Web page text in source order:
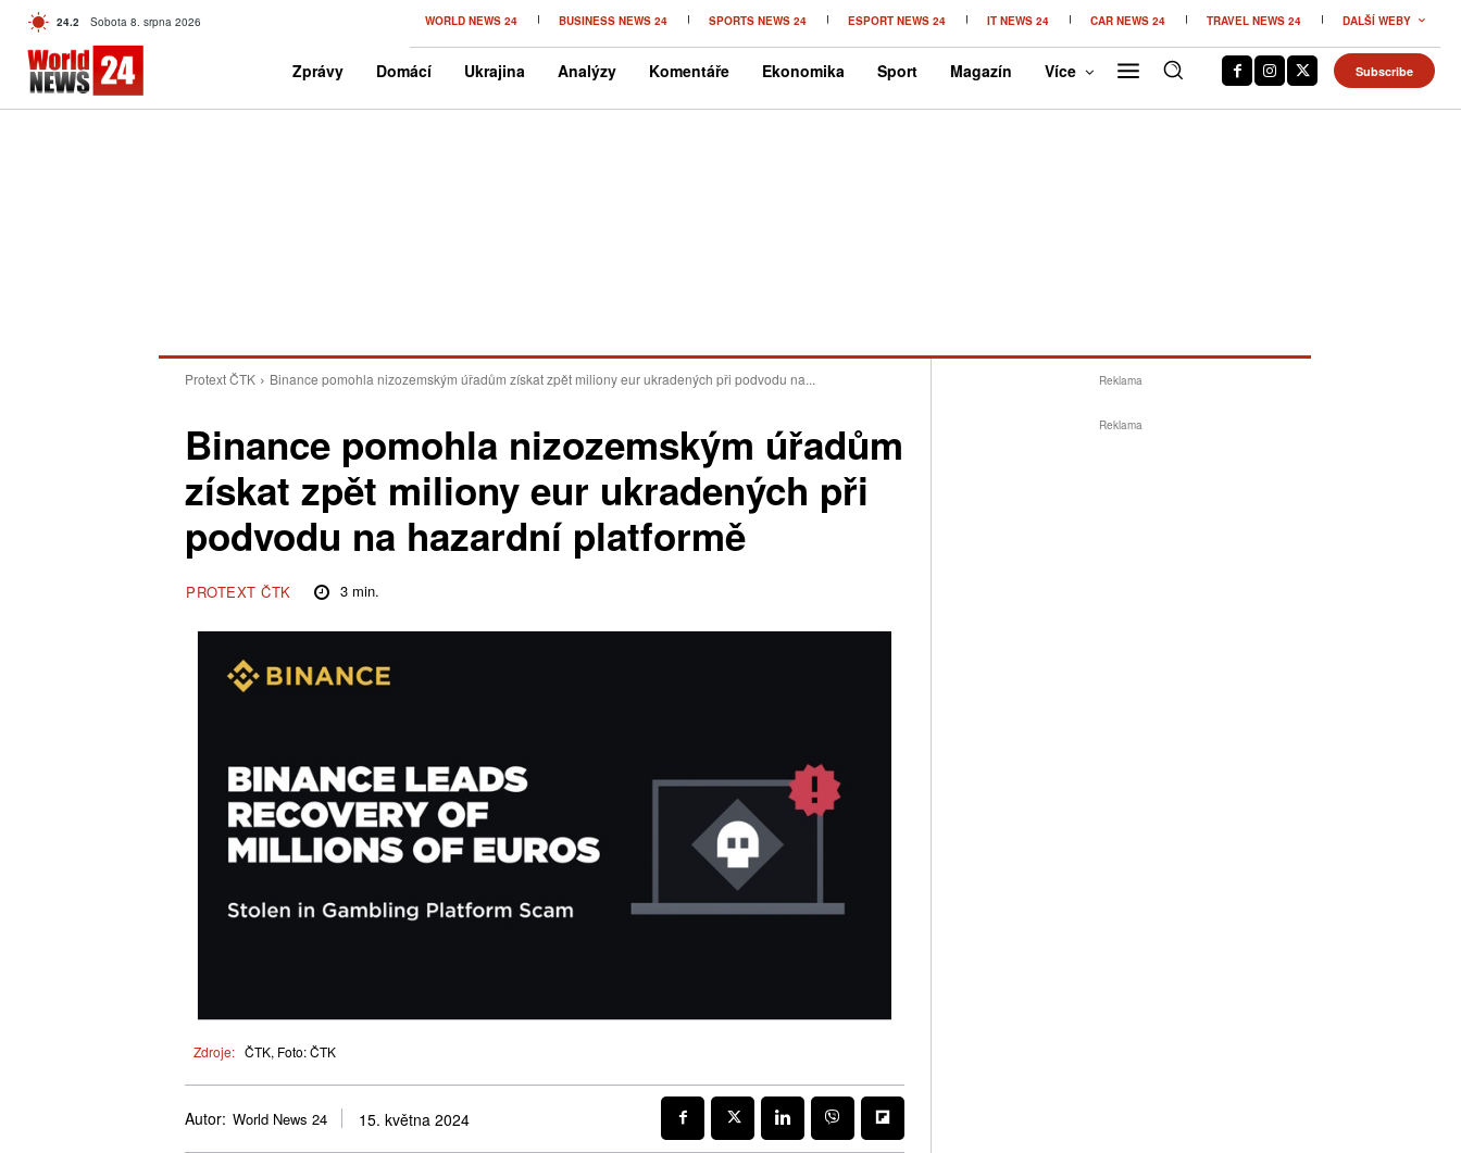
24.2 C Czech
Sobota 8. srpna 2026 WORLD NEWS 24 BUSINESS NEWS 24 SPORTS NEWS 24 ESPORT NEWS 24 IT NEWS 24 CAR NEWS 24 TRAVEL NEWS 24 DALŠÍ WEBY
Zprávy Domácí Ukrajina Analýzy Komentáře Ekonomika Sport Magazín Více Subscribe
Protext ČTK Binance pomohla nizozemským úřadům získat zpět miliony eur ukradených při podvodu na...
Binance pomohla nizozemským úřadům
získat zpět miliony eur ukradených při
podvodu na hazardní platformě
PROTEXT ČTK 3min.
Zdroje: ČTK, Foto: ČTK
Autor: World News 24 15. května 2024
Reklama
Reklama